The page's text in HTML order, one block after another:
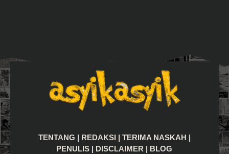
TENTANG REDAKSI TERIMA NASKAH
PENULIS
DISCLAIMER BLOG